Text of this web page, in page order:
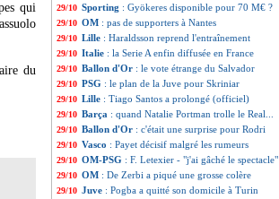
qui
du
29/10 Sporting : Gyökeres disponible pour 70 M€ ?
29/10 OM : pas de supporters à Nantes
29/10 Lille : Haraldsson reprend l'entraînement
29/10 Italie : la Serie A enfin diffusée en France
29/10 Ballon d'Or : le vote étrange du Salvador
29/10 PSG : le plan de la Juve pour Skriniar
29/10 Lille : Tiago Santos a prolongé (officiel)
29/10 Barça : quand Natalie Portman trolle le Real...
29/10 Ballon d'Or : c'était une surprise pour Rodri
29/10 Vasco : Payet décisif malgré les rumeurs
29/10 OM-PSG : F. Letexier - "j'ai gâché le spectacle"
29/10 OM : De Zerbi a piqué une grosse colère
29/10 Juve : Pogba a quitté son domicile à Turin